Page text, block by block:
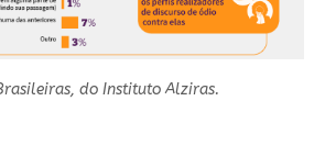
do Instituto Alziras.